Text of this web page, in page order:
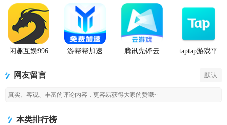
闲趣互娱996
游帮帮加速
腾讯先锋云
taptap游戏平
网友留言 默认
本类排行榜